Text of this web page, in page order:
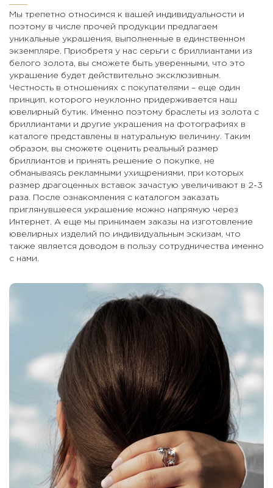
Мы трепетно относимся к вашей индивидуальности и
поэтому в числе прочей продукции предлагаем
уникальные украшения, выполненные в единственном
экземпляре. Приобретя у нас серьги с бриллиантами из
белого золота, вы сможете быть уверенными, что это
украшение будет действительно эксклюзивным.
Честность в отношениях с покупателями – еще один
принцип, которого неуклонно придерживается наш
ювелирный бутик. Именно поэтому браслеты из золота с
бриллиантами и другие украшения на фотографиях в
каталоге представлены в натуральную величину. Таким
образом, вы сможете оценить реальный размер
бриллиантов и принять решение о покупке, не
обманываясь рекламными ухищрениями, при которых
размер драгоценных вставок зачастую увеличивают в 2-3
раза. После ознакомления с каталогом заказать
приглянувшееся украшение можно напрямую через
Интернет. А еще мы принимаем заказы на изготовление
ювелирных изделий по индивидуальным эскизам, что
также является доводом в пользу сотрудничества именно
с нами.